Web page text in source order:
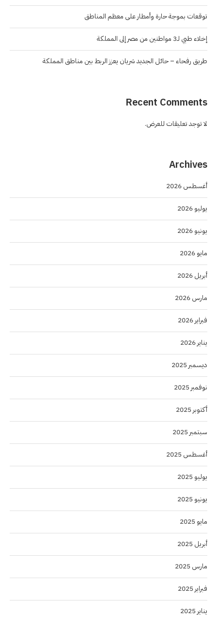
توقعات بموجة حارة وأمطار على معظم المناطق
إخلاء طبي لـ3 مواطنين من مصر إلى المملكة
طريق رفحاء – حائل الجديد شريان يعزز الربط بين مناطق المملكة
Recent Comments
لا توجد تعليقات للعرض.
Archives
أغسطس 2026
يوليو 2026
يونيو 2026
مايو 2026
أبريل 2026
مارس 2026
فبراير 2026
يناير 2026
ديسمبر 2025
نوفمبر 2025
أكتوبر 2025
سبتمبر 2025
أغسطس 2025
يوليو 2025
يونيو 2025
مايو 2025
أبريل 2025
مارس 2025
فبراير 2025
يناير 2025